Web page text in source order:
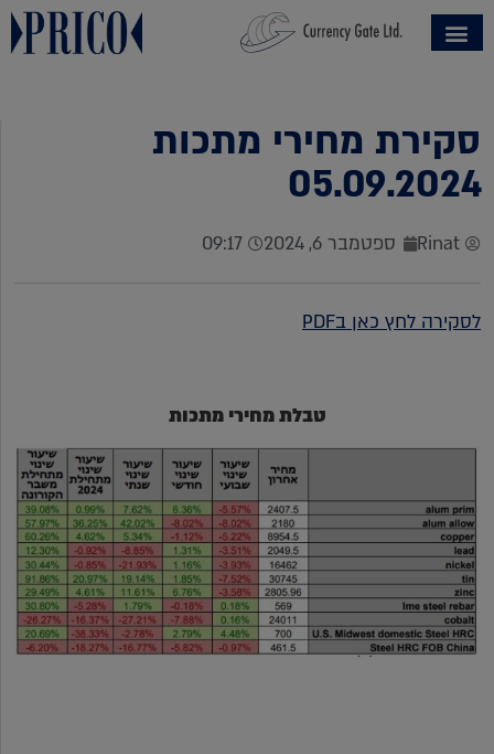
סקירת מחירי מתכות
05.09.2024
Rinat ספטמבר 6, 2024 09:17
לסקירה לחץ כאן בPDF
טבלת מחירי מתכות